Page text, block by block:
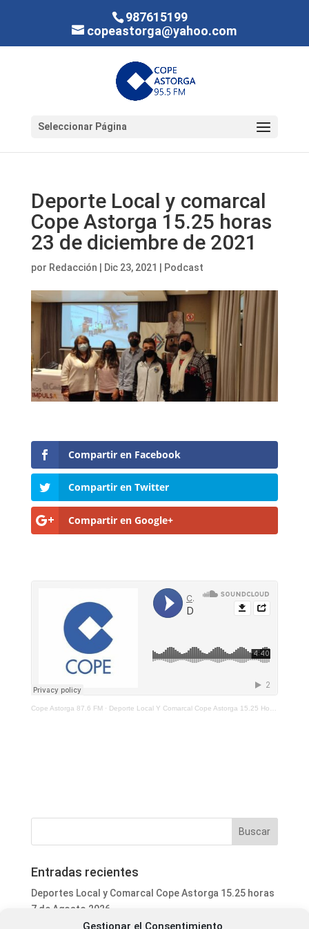
Gestionar el Consentimiento
987615199
copeastorga@yahoo.com
Seleccionar Página
Deporte Local y comarcal
Cope Astorga 15.25 horas
23 de diciembre de 2021
por Redacción Dic 23, 2021 Podcast
Compartir en Facebook
Compartir en Twitter
Compartir en Google+
Cope Astorga 87.6 FM· Deporte Local Y Comarcal Cope Astorga 15.25 Horas 23 De Diciembre De 2021
Entradas recientes
Deportes Local y Comarcal Cope Astorga 15.25 horas
7 de Agosto 2026